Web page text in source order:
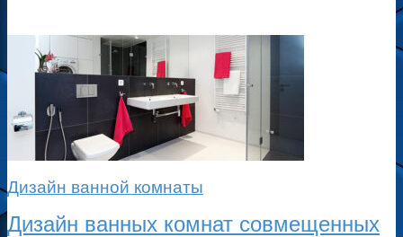
Дизайн ванной комнаты
Дизайн ванных комнат совмещенных